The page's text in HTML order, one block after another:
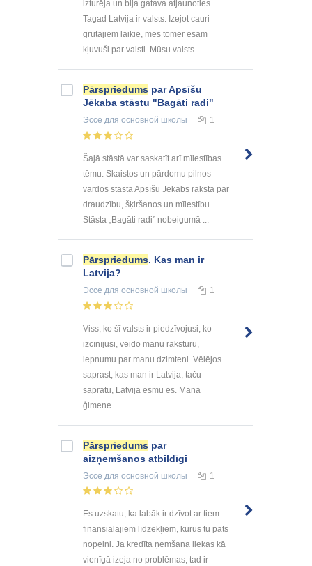
izturēja un bija gatava atjaunoties.
Tagad Latvija ir valsts. Izejot cauri
grūtajiem laikie, mēs tomēr esam
kļuvuši par valsti. Mūsu valsts ...
Pārspriedums par Apsīšu
Jēkaba stāstu "Bagāti radi"
Эссе для основной школы 1
Šajā stāstā var saskatīt arī mīlestības
tēmu. Skaistos un pārdomu pilnos
vārdos stāstā Apsīšu Jēkabs raksta par
draudzību, šķiršanos un mīlestību.
Stāsta „Bagāti radi” nobeigumā ...
Pārspriedums. Kas man ir
Latvija?
Эссе для основной школы 1
Viss, ko šī valsts ir piedzīvojusi, ko
izcīnījusi, veido manu raksturu,
lepnumu par manu dzimteni. Vēlējos
saprast, kas man ir Latvija, taču
sapratu, Latvija esmu es. Mana
ģimene ...
Pārspriedums par
aizņemšanos atbildīgi
Эссе для основной школы 1
Es uzskatu, ka labāk ir dzīvot ar tiem
finansiālajiem līdzekļiem, kurus tu pats
nopelni. Ja kredīta ņemšana liekas kā
vienīgā izeja no problēmas, tad ir